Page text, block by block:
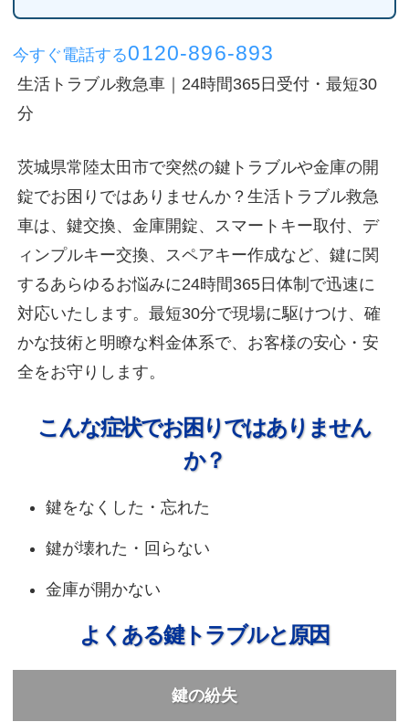
今すぐ電話する0120-896-893
生活トラブル救急車｜24時間365日受付・最短30
分
茨城県常陸太田市で突然の鍵トラブルや金庫の開
錠でお困りではありませんか？生活トラブル救急
車は、鍵交換、金庫開錠、スマートキー取付、デ
ィンプルキー交換、スペアキー作成など、鍵に関
するあらゆるお悩みに24時間365日体制で迅速に
対応いたします。最短30分で現場に駆けつけ、確
かな技術と明瞭な料金体系で、お客様の安心・安
全をお守りします。
こんな症状でお困りではありません
か？
鍵をなくした・忘れた
鍵が壊れた・回らない
金庫が開かない
よくある鍵トラブルと原因
鍵の紛失